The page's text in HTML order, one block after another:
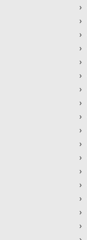
›
›
›
›
›
›
›
›
›
›
›
›
›
›
›
›
›